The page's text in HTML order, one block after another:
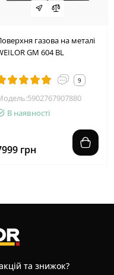
газова на металі
GM 604 BL
9
В наявності
грн
та знижок?